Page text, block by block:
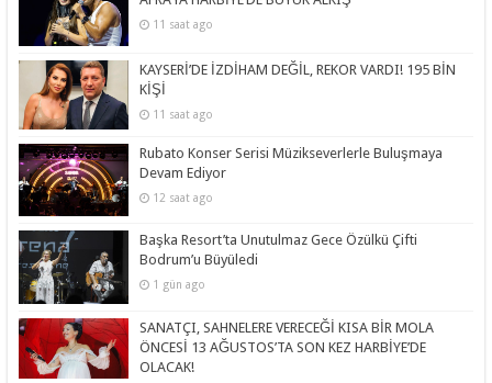
11 saat ago
KAYSERİ’DE İZDİHAM DEĞİL, REKOR VARDI! 195 BİN
KİŞİ
11 saat ago
Rubato Konser Serisi Müzikseverlerle Buluşmaya
Devam Ediyor
12 saat ago
Başka Resort’ta Unutulmaz Gece Özülkü Çifti
Bodrum’u Büyüledi
1 gün ago
SANATÇI, SAHNELERE VERECEĞİ KISA BİR MOLA
ÖNCESİ 13 AĞUSTOS’TA SON KEZ HARBİYE’DE
OLACAK!